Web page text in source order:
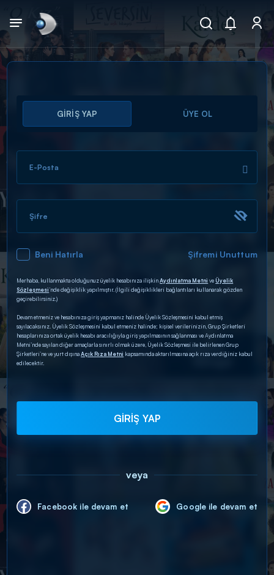
Arama
ARAMA SONUÇLARI
DİĞER SONUÇLAR
GİRİŞ YAP ÜYE OL
E-Posta
Şifre
Beni Hatırla Şifremi Unuttum
Merhaba, kullanmakta olduğunuz üyelik hesabınıza ilişkinAydınlatma Metni veÜyelik
Sözleşmesi’nde değişiklik yapılmıştır. (İlgili değişiklikleri bağlantıları kullanarak gözden
geçirebilirsiniz.)
Devam etmeniz ve hesabınıza giriş yapmanız halinde Üyelik Sözleşmesini kabul etmiş
sayılacaksınız. Üyelik Sözleşmesini kabul etmeniz halinde; kişisel verilerinizin, Grup Şirketleri
hesaplarınıza ortak üyelik hesabı aracılığıyla giriş yapılmasının sağlanması ve Aydınlatma
Metni’nde sayılan diğer amaçlarla sınırlı olmak üzere, Üyelik Sözleşmesi ile belirlenen Grup
Şirketleri’ne ve yurt dışınaAçık Rıza Metni kapsamında aktarılmasına açık rıza verdiğiniz kabul
edilecektir.
GİRİŞ YAP
veya
Facebook ile devam et Google ile devam et